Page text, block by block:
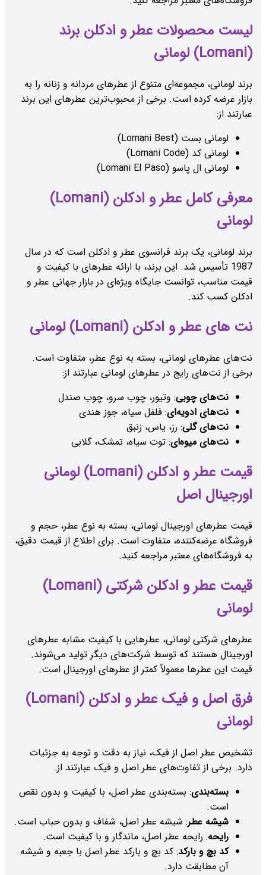
لیست محصولات عطر و ادکلن برند
(Lomani) لومانی
برند لومانی، مجموعه‌ای متنوع از عطرهای مردانه و زنانه را به
بازار عرضه کرده است. برخی از محبوب‌ترین عطرهای این برند
عبارتند از:
لومانی بست (Lomani Best)
لومانی کد (Lomani Code)
لومانی ال پاسو (Lomani El Paso)
معرفی کامل عطر و ادکلن (Lomani)
لومانی
برند لومانی، یک برند فرانسوی عطر و ادکلن است که در سال
1987 تأسیس شد. این برند، با ارائه عطرهای با کیفیت و
قیمت مناسب، توانست جایگاه ویژه‌ای در بازار جهانی عطر و
ادکلن کسب کند.
نت های عطر و ادکلن (Lomani) لومانی
نت‌های عطرهای لومانی، بسته به نوع عطر، متفاوت است.
برخی از نت‌های رایج در عطرهای لومانی عبارتند از:
نت‌های چوبی: وتیور، چوب سرو، چوب صندل
نت‌های ادویه‌ای: فلفل سیاه، جوز هندی
نت‌های گلی: رز، یاس، زنبق
نت‌های میوه‌ای: توت سیاه، تمشک، گلابی
قیمت عطر و ادکلن (Lomani) لومانی
اورجینال اصل
قیمت عطرهای اورجینال لومانی، بسته به نوع عطر، حجم و
فروشگاه عرضه‌کننده، متفاوت است. برای اطلاع از قیمت دقیق،
به فروشگاه‌های معتبر مراجعه کنید.
قیمت عطر و ادکلن شرکتی (Lomani)
لومانی
عطرهای شرکتی لومانی، عطرهایی با کیفیت مشابه عطرهای
اورجینال هستند که توسط شرکت‌های دیگر تولید می‌شوند.
قیمت این عطرها معمولاً کمتر از عطرهای اورجینال است.
فرق اصل و فیک عطر و ادکلن (Lomani)
لومانی
تشخیص عطر اصل از فیک، نیاز به دقت و توجه به جزئیات
دارد. برخی از تفاوت‌های عطر اصل و فیک عبارتند از:
بسته‌بندی: بسته‌بندی عطر اصل، با کیفیت و بدون نقص
است.
شیشه عطر: شیشه عطر اصل، شفاف و بدون حباب است.
رایحه: رایحه عطر اصل، ماندگار و با کیفیت است.
کد بچ و بارکد: کد بچ و بارکد عطر اصل با جعبه و شیشه
آن مطابقت دارد.